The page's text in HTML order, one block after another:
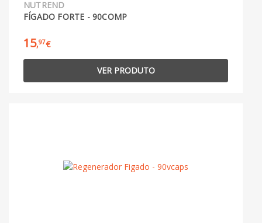
NUTREND
FÍGADO FORTE - 90COMP
15,97€
VER PRODUTO